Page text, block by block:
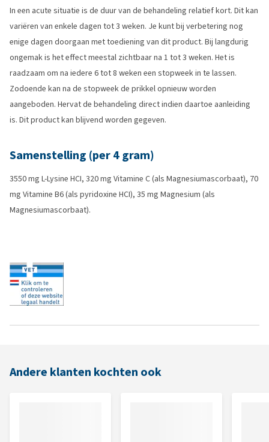
In een acute situatie is de duur van de behandeling relatief kort. Dit kan
variëren van enkele dagen tot 3 weken. Je kunt bij verbetering nog
enige dagen doorgaan met toediening van dit product. Bij langdurig
ongemak is het effect meestal zichtbaar na 1 tot 3 weken. Het is
raadzaam om na iedere 6 tot 8 weken een stopweek in te lassen.
Zodoende kan na de stopweek de prikkel opnieuw worden
aangeboden. Hervat de behandeling direct indien daartoe aanleiding
is. Dit product kan blijvend worden gegeven.
Samenstelling (per 4 gram)
3550 mg L-Lysine HCI, 320 mg Vitamine C (als Magnesiumascorbaat), 70
mg Vitamine B6 (als pyridoxine HCI), 35 mg Magnesium (als
Magnesiumascorbaat).
Andere klanten kochten ook